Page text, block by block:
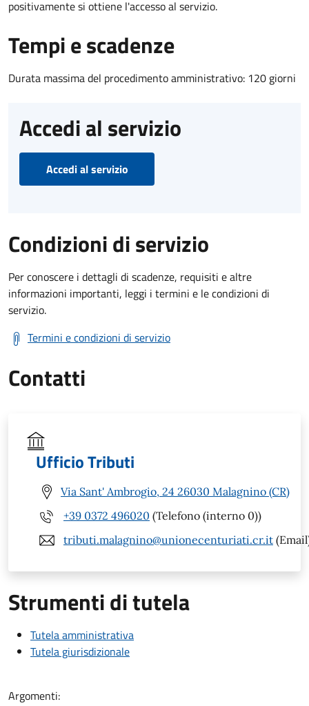
positivamente si ottiene l'accesso al servizio.
Tempi e scadenze
Durata massima del procedimento amministrativo: 120 giorni
Accedi al servizio
Accedi al servizio
Condizioni di servizio
Per conoscere i dettagli di scadenze, requisiti e altre
informazioni importanti, leggi i termini e le condizioni di
servizio.
Termini e condizioni di servizio
Contatti
Ufficio Tributi
Via Sant' Ambrogio, 24 26030 Malagnino (CR)
+39 0372 496020 (Telefono (interno 0))
tributi.malagnino@unionecenturiati.cr.it
Strumenti di tutela
Tutela amministrativa
Tutela giurisdizionale
Argomenti: